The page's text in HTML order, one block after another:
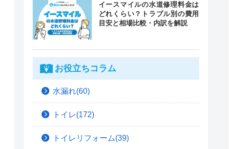
イースマイルの水道修理料金は
どれくらい？トラブル別の費用
目安と相場比較・内訳を解説
お役立ちコラム
水漏れ(60)
トイレ(172)
トイレリフォーム(39)